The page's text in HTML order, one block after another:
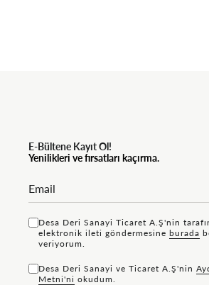
E-Bültene Kayıt Ol!
Yenilikleri ve fırsatları kaçırma.
Desa Deri Sanayi Ticaret A.Ş'nin
elektronik ileti göndermesine bu rada
veriyorum.
Desa Deri Sanayi ve Ticaret A.Ş'nin
Metni'ni okudum.